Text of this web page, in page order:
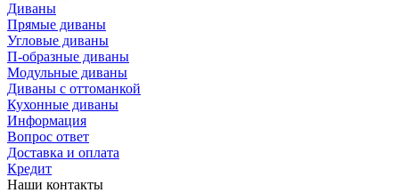
Диваны
Прямые диваны
Угловые диваны
П-образные диваны
Модульные диваны
Диваны с оттоманкой
Кухонные диваны
Информация
Вопрос ответ
Доставка и оплата
Кредит
Наши контакты